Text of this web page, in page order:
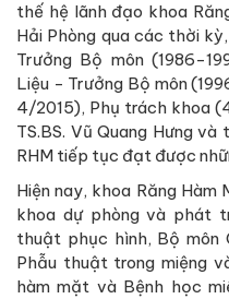
thế hệ lãnh đạo khoa
Hải Phòng qua các thời
Trưởng Bộ môn (1986-
Liệu - Trưởng Bộ môn
4/2015), Phụ trách khoa
TS.BS. Vũ Quang Hưng
RHM tiếp tục đạt được
Hiện nay, khoa Răng
khoa dự phòng và phát
thuật phục hình, Bộ môn
Phẫu thuật trong miệng
hàm mặt và Bệnh học